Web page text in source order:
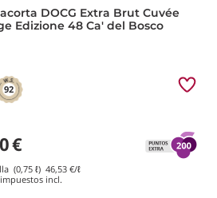
DOCG Extra Brut Cuvée
Edizione 48 Ca' del Bosco
92
€
(0,75 ℓ) 46,53 €/ℓ
incl.